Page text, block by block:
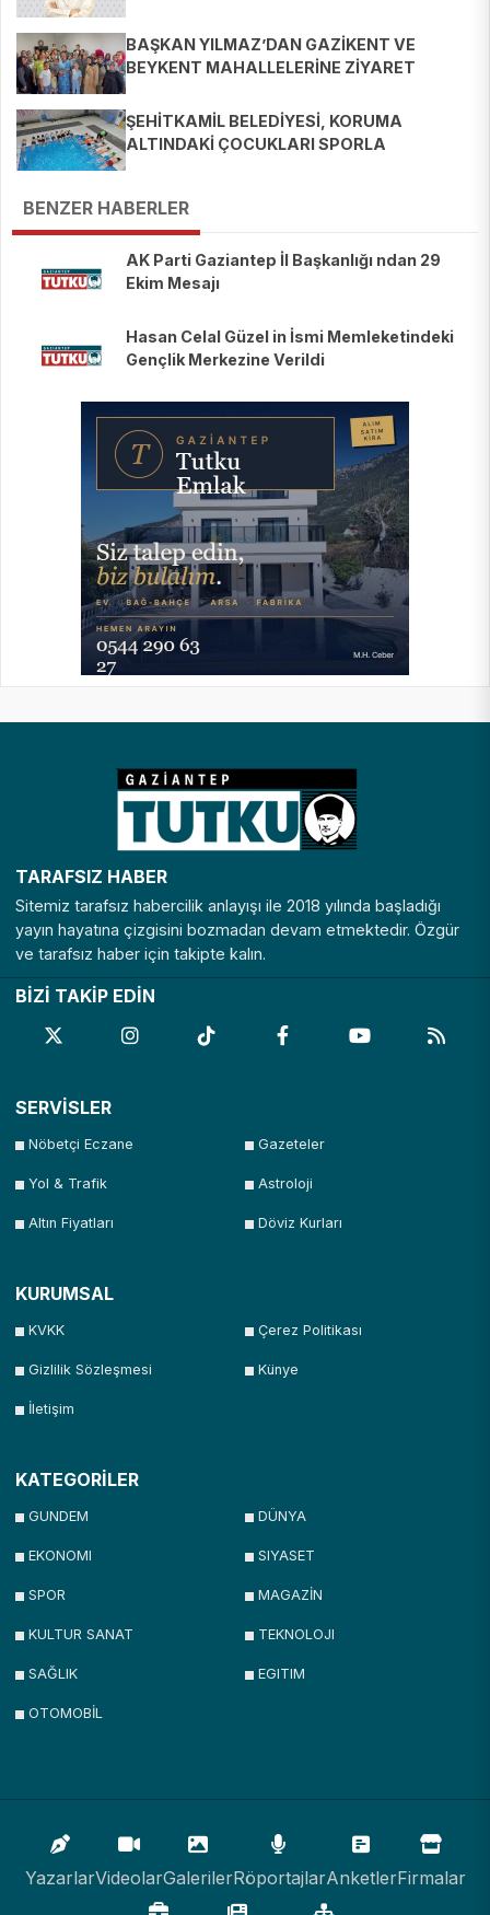
BAŞKAN YILMAZ’DAN GAZİKENT VE
BEYKENT MAHALLELERİNE ZİYARET
ŞEHİTKAMİL BELEDİYESİ, KORUMA
ALTINDAKİ ÇOCUKLARI SPORLA
BENZER HABERLER
AK Parti Gaziantep İl Başkanlığı ndan 29
Ekim Mesajı
Hasan Celal Güzel in İsmi Memleketindeki
Gençlik Merkezine Verildi
TARAFSIZ HABER
Sitemiz tarafsız habercilik anlayışı ile 2018 yılında başladığı
yayın hayatına çizgisini bozmadan devam etmektedir. Özgür
ve tarafsız haber için takipte kalın.
BİZİ TAKİP EDİN
SERVİSLER
Nöbetçi Eczane Gazeteler
Yol & Trafik Astroloji
Altın Fiyatları Döviz Kurları
KURUMSAL
KVKK Çerez Politikası
Gizlilik Sözleşmesi Künye
İletişim
KATEGORİLER
GUNDEM DÜNYA
EKONOMI SIYASET
SPOR MAGAZİN
KULTUR SANAT TEKNOLOJI
SAĞLIK EGITIM
OTOMOBİL
YazarlarVideolarGalerilerRöportajlarAnketlerFirmalar